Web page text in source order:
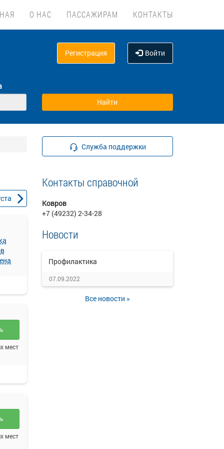
О НАС ПАССАЖИРАМ КОНТАКТЫ
Регистрация Войти
мест
мест
Служба поддержки
Контакты справочной
Ковров
+7 (49232) 2-34-28
Новости
Профилактика
07.09.2022
Все новости »